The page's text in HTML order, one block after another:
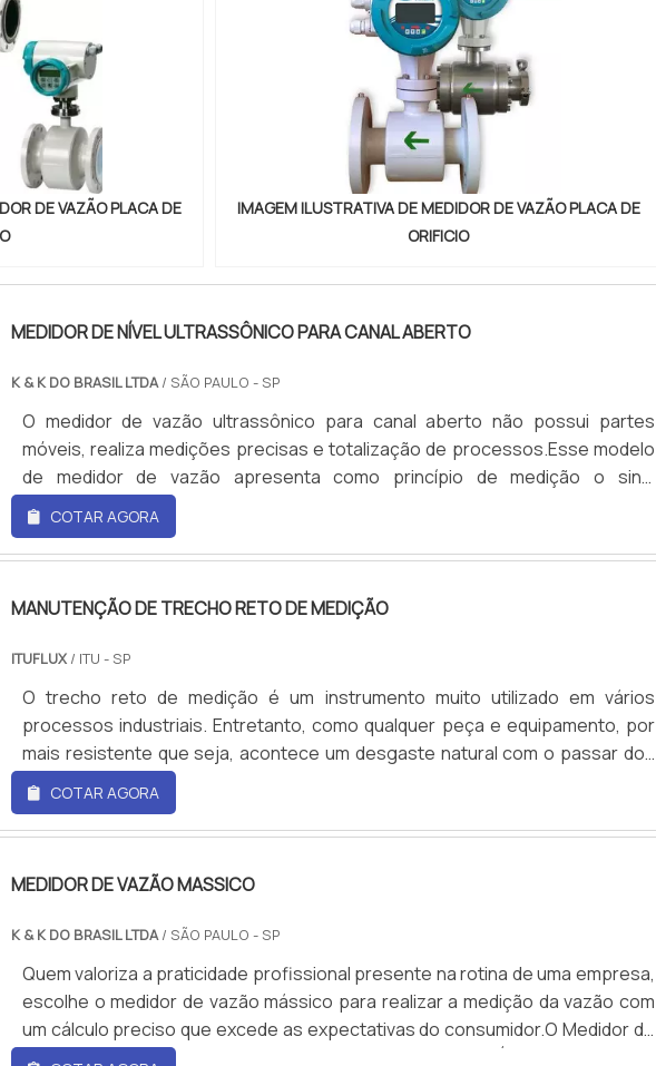
DE VAZÃO PLACA DE
IMAGEM ILUSTRATIVA DE MEDIDOR DE VAZÃO PLACA DE
ORIFICIO
MEDIDOR DE NÍVEL ULTRASSÔNICO PARA CANAL ABERTO
K & K DO BRASIL LTDA/ SÃO PAULO - SP
O medidor de vazão ultrassônico para canal aberto não possui partes
móveis, realiza medições precisas e totalização de processos.Esse modelo
de medidor de vazão apresenta como princípio de medição o sinal
ultrassônico pelo ar.As aplicações do medidor: - Calha Parshall; - Calha
Palmer – Bowlus; - Efluentes e esgotos; - Água Bruta.Características: - Sem
contato com o fluído; - Livre de manutenção; - Fácil instalação.O medidor de
COTAR AGORA
MANUTENÇÃO DE TRECHO RETO DE MEDIÇÃO
ITUFLUX/ ITU - SP
O trecho reto de medição é um instrumento muito utilizado em vários
processos industriais. Entretanto, como qualquer peça e equipamento, por
mais resistente que seja, acontece um desgaste natural com o passar dos
anos, por isso é importante que seja feita uma manutenção de trecho reto de
medição periodicamente.INFORMAÇÕES BÁSICAS SOBRE O SERVIÇO DE
MANUTENÇÃOAntes de realizar a manutenção do trecho reto de medição é
Normalmente, ele é confeccionado em:Aço carbono;Aço inoxidável do tipo
reto de medição é feita quando é observado problemas severos de corrosão
ou de compatibilidade com os fluidos. É importante dizer que cada material
serve para um tipo de uso, o aço inox e o carbono, por exemplo, são ideais
para baixas temperaturas, enquanto para altas não são tão
indicados.TRADIÇÃO EM MANUTENÇÃO DE TRECHO RETO DE
COTAR AGORA
MEDIDOR DE VAZÃO MASSICO
K & K DO BRASIL LTDA/ SÃO PAULO - SP
Quem valoriza a praticidade profissional presente na rotina de uma empresa,
escolhe o medidor de vazão mássico para realizar a medição da vazão com
um cálculo preciso que excede as expectativas do consumidor.O Medidor de
Vazão Massico pode ser utilizado para aplicações gerais. É um produto muito